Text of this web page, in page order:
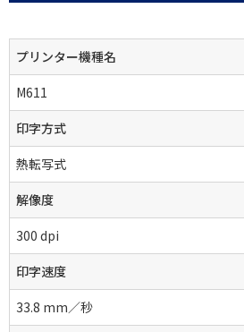
プリンター機種名
M611
印字方式
熱転写式
解像度
300 dpi
印字速度
33.8 mm／秒